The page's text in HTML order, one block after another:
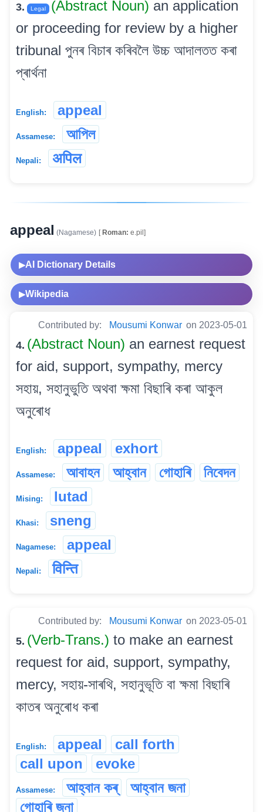
3. Legal (Abstract Noun) an application
or proceeding for review by a higher
tribunal পুনৰ বিচাৰ কৰিবলৈ উচ্চ আদালতত কৰা
প্ৰাৰ্থনা
English: appeal
Assamese: আপিল
Nepali: अपिल
appeal (Nagamese) [Roman: e.pil]
▶AI Dictionary Details
▶Wikipedia
Contributed by: Mousumi Konwar on 2023-05-01
4. (Abstract Noun) an earnest request
for aid, support, sympathy, mercy
সহায়, সহানুভুতি অথবা ক্ষমা বিছাৰি কৰা আকুল
অনুৰোধ
English: appeal exhort
Assamese: আবাহন আহ্বান গোহাৰি নিবেদন
Mising: lutad
Khasi: sneng
Nagamese: appeal
Nepali: विन्ति
Contributed by: Mousumi Konwar on 2023-05-01
5. (Verb-Trans.) to make an earnest
request for aid, support, sympathy,
mercy, সহায়-সাৰথি, সহানুভূতি বা ক্ষমা বিছাৰি
কাতৰ অনুৰোধ কৰা
English: appeal
call forth
call upon
evoke
Assamese: আহ্বান কৰ্
আহ্বান জনা
গোহাৰি জনা